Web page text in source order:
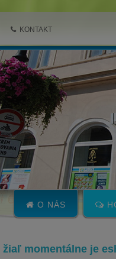
KONTAKT
O NÁS
žiaľ momentálne je